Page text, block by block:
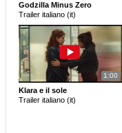
Godzilla Minus Zero
Trailer italiano (it)
1:00
Klara e il sole
Trailer italiano (it)